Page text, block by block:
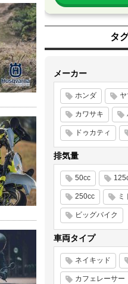
タ
メーカー
ホンダ
カワサキ
ドゥカティ
排気量
50cc
250cc ミ
ビッグバイク
車両タイプ
ネイキッド
カフェレーサー